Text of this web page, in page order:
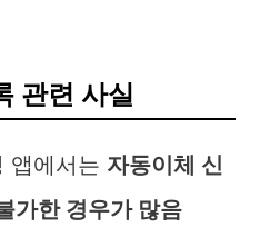
관련 사실
앱에서는 자동이체 신
가한 경우가 많음